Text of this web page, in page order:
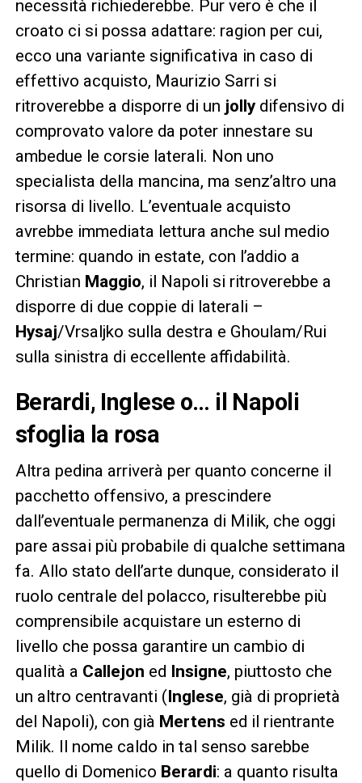
necessità richiederebbe. Pur vero è che il
croato ci si possa adattare: ragion per cui,
ecco una variante significativa in caso di
effettivo acquisto, Maurizio Sarri si
ritroverebbe a disporre di un jollydifensivo di
comprovato valore da poter innestare su
ambedue le corsie laterali. Non uno
specialista della mancina, ma senz’altro una
risorsa di livello. L’eventuale acquisto
avrebbe immediata lettura anche sul medio
termine: quando in estate, con l’addio a
Christian Maggio, il Napoli si ritroverebbe a
disporre di due coppie di laterali –
Hysaj/Vrsaljko sulla destra e Ghoulam/Rui
sulla sinistra di eccellente affidabilità.
Berardi, Inglese o… il Napoli
sfoglia la rosa
Altra pedina arriverà per quanto concerne il
pacchetto offensivo, a prescindere
dall’eventuale permanenza di Milik, che oggi
pare assai più probabile di qualche settimana
fa. Allo stato dell’arte dunque, considerato il
ruolo centrale del polacco, risulterebbe più
comprensibile acquistare un esterno di
livello che possa garantire un cambio di
qualità a Callejon ed Insigne, piuttosto che
un altro centravanti ( Inglese, già di proprietà
del Napoli), con già Mertens ed il rientrante
Milik. Il nome caldo in tal senso sarebbe
quello di Domenico Berardi: a quanto risulta